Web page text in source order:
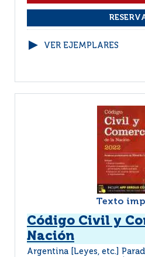
VER EJEMPLARES
Texto
Código Civil y
Nación
Argentina [Leyes, etc.]